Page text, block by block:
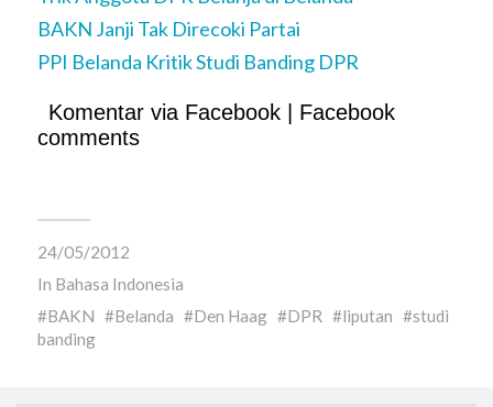
BAKN Janji Tak Direcoki Partai
PPI Belanda Kritik Studi Banding DPR
Komentar via Facebook | Facebook
comments
24/05/2012
In Bahasa Indonesia
BAKN
Belanda Den Haag DPR liputan
studi
banding